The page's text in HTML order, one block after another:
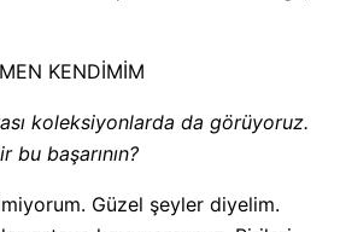
KENDİMİM
koleksiyonlarda da görüyoruz.
bu başarının?
Güzel şeyler diyelim.